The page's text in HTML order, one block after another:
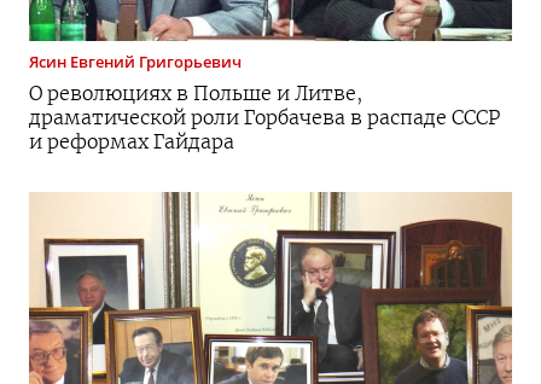
Ясин Евгений Григорьевич
О революциях в Польше и Литве,
драматической роли Горбачева в распаде СССР
и реформах Гайдара